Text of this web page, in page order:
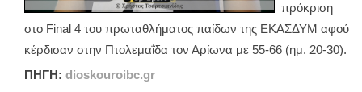
πρόκριση
στο Final 4 του πρωταθλήματος παίδων της ΕΚΑΣΔΥΜ αφού
κέρδισαν στην Πτολεμαΐδα τον Αρίωνα με 55-66 (ημ. 20-30).
ΠΗΓΗ: dioskouroibc.gr